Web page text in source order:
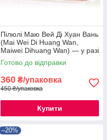
Пілюлі Маю Вей Ді Хуан Вань
(Mai Wei Di Huang Wan,
Maiwei Dihuang Wan) — у разі
захворювань легень
Готово до відправки
360 ₴/упаковка
450 ₴/упаковка
Купити
–20%